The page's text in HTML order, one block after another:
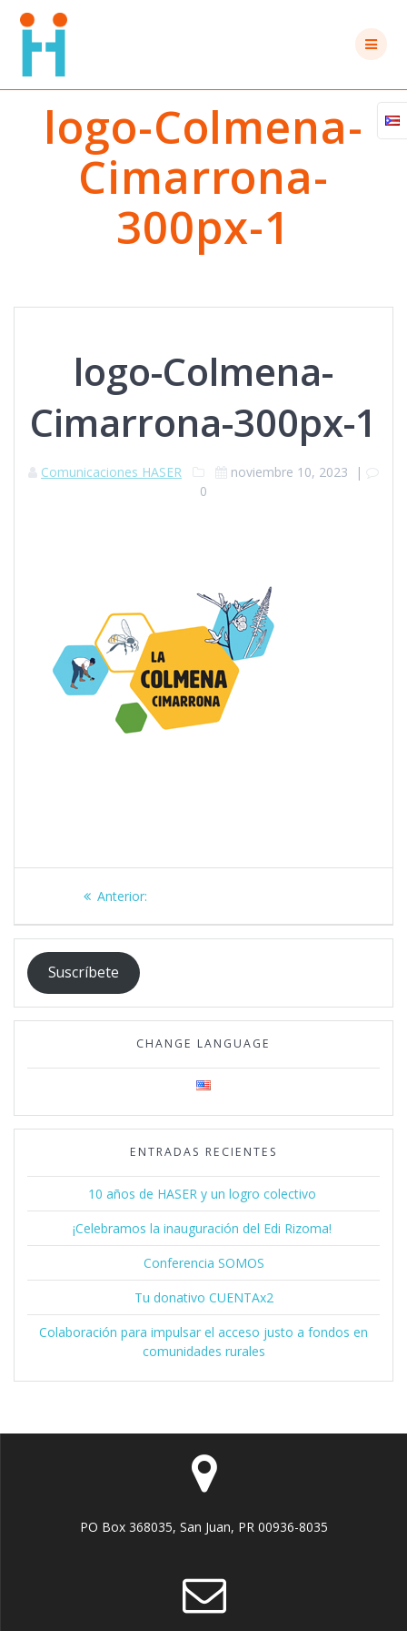
logo-Colmena-
Cimarrona-
300px-1
logo-Colmena-
Cimarrona-300px-1
Comunicaciones HASER noviembre 10, 2023 |
0
Navegación
de
entradas
Anterior:Post
Suscríbete
CHANGE LANGUAGE
ENTRADAS RECIENTES
10 años de HASER y un logro colectivo
¡Celebramos la inauguración del Edi Rizoma!
Conferencia SOMOS
Tu donativo CUENTAx2
Colaboración para impulsar el acceso justo a fondos en
comunidades rurales
PO Box 368035, San Juan, PR 00936-8035